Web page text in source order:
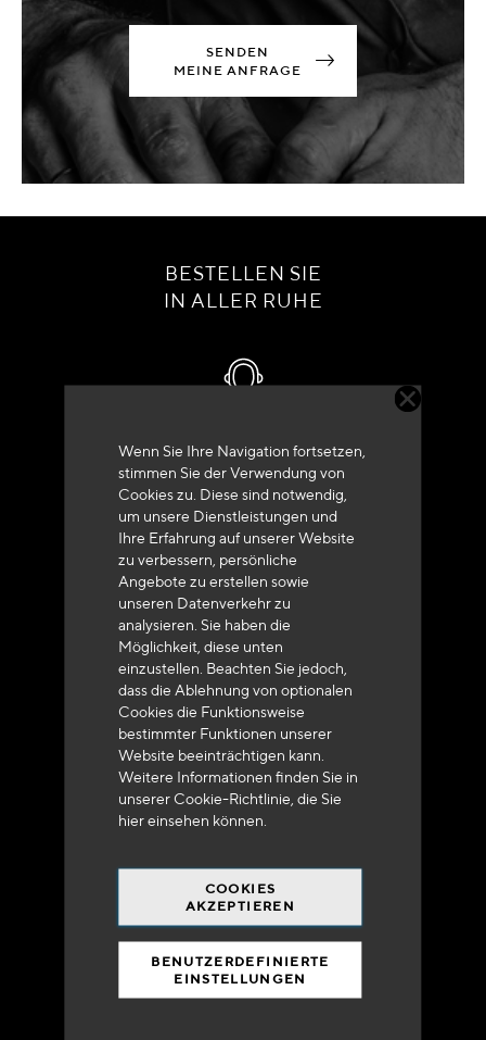
Wenn Sie Ihre Navigation fortsetzen,
stimmen Sie der Verwendung von
Cookies zu. Diese sind notwendig,
um unsere Dienstleistungen und
Ihre Erfahrung auf unserer Website
zu verbessern, persönliche
Angebote zu erstellen sowie
unseren Datenverkehr zu
analysieren. Sie haben die
Möglichkeit, diese unten
einzustellen. Beachten Sie jedoch,
dass die Ablehnung von optionalen
Cookies die Funktionsweise
bestimmter Funktionen unserer
Website beeinträchtigen kann.
Weitere Informationen finden Sie in
unserer Cookie-Richtlinie, die Sie
hiereinsehen können.
COOKIES
AKZEPTIEREN
BENUTZERDEFINIERTE
EINSTELLUNGEN
SENDEN
MEINE ANFRAGE
BESTELLEN SIE
IN ALLER RUHE
Kundenservice
+33 (0)4 79 72 62 22 Drücken 1
Lieferung innerhalb von 48 bis 72 Stunden in
Metropolitan-Frankreich
Versandkostenfrei
bei 250 Euros*
90% des Katalogs
in Verfügbarkeit